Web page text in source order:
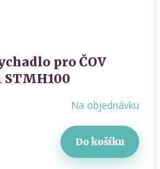
pro ČOV
Na objednávku
Do košíku